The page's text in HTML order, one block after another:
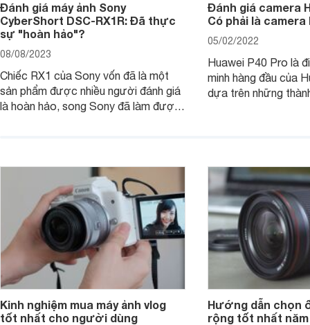
Đánh giá máy ảnh Sony
CyberShort DSC-RX1R: Đã thực
sự "hoàn hảo"?
08/08/2023
Chiếc RX1 của Sony vốn đã là một
sản phẩm được nhiều người đánh giá
là hoàn hảo, song Sony đã làm được
xử lý ảnh JPEG.
Đánh giá camera
Có phải là
05/02/2022
Huawei P40 Pro là
minh hàng đầu của
dựa trên những
Pro đem đến những
Kinh nghiệm mua máy ảnh vlog
tốt nhất cho người dùng
Hướng dẫn chọn
rộng tốt nhất năm